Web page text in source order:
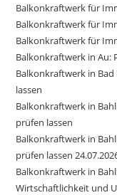
Balkonkraftwerk für
Balkonkraftwerk für
Balkonkraftwerk für
Balkonkraftwerk in Au:
Balkonkraftwerk in
lassen
Balkonkraftwerk in
prüfen lassen
Balkonkraftwerk in
prüfen lassen
Balkonkraftwerk in
Wirtschaftlichkeit und